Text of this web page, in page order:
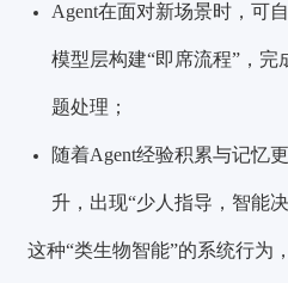
Agent在面对新场景时，可
模型层构建“即席流程”，完
题处理；
随着Agent经验积累与记忆
升，出现“少人指导，智能
这种“类生物智能”的系统行为